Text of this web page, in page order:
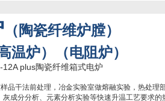
（陶瓷纤维炉膛）
温炉）（电阻炉）
品干法前处理，冶金实验室做熔融实验，热处理
成分分析、元素分析实验等快速升温工艺要求的